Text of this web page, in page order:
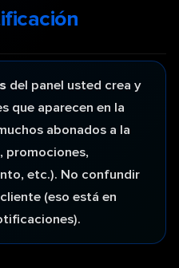
del panel usted crea y
que aparecen en la
abonados a la
promociones,
etc.). No confundir
cliente (eso está en